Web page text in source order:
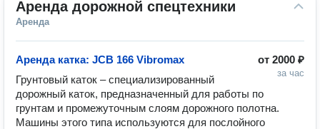
Аренда дорожной спецтехники
Аренда
от 2000 ₽
за час
Аренда катка: JCB 166 Vibromax
Грунтовый каток – специализированный
дорожный каток, предназначенный для работы по
грунтам и промежуточным слоям дорожного полотна.
Машины этого типа используются для послойного